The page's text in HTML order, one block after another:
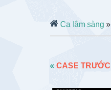
Ca lâm sàng »
« CASE TRƯỚC